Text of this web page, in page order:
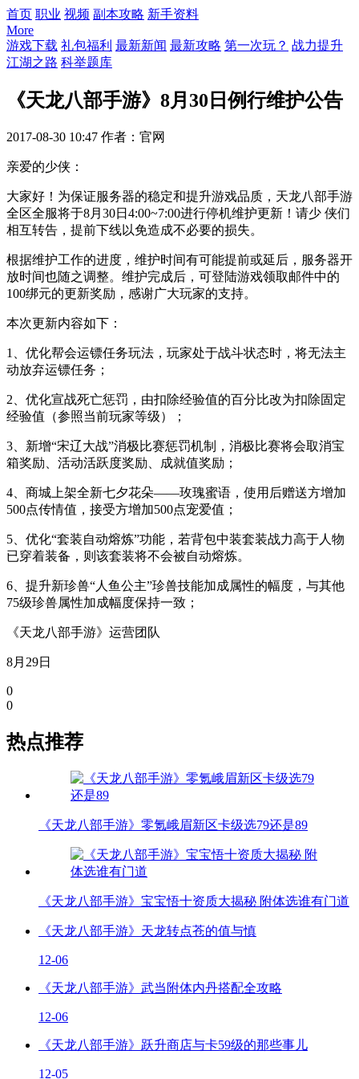
首页 职业 视频 副本攻略 新手资料
More
游戏下载 礼包福利 最新新闻 最新攻略 第一次玩？ 战力提升
江湖之路 科举题库
《天龙八部手游》8月30日例行维护公告
2017-08-30 10:47 作者：官网
亲爱的少侠：
大家好！为保证服务器的稳定和提升游戏品质，天龙八部手游
全区全服将于8月30日4:00~7:00进行停机维护更新！请少 侠们
相互转告，提前下线以免造成不必要的损失。
根据维护工作的进度，维护时间有可能提前或延后，服务器开
放时间也随之调整。维护完成后，可登陆游戏领取邮件中的
100绑元的更新奖励，感谢广大玩家的支持。
本次更新内容如下：
1、优化帮会运镖任务玩法，玩家处于战斗状态时，将无法主
动放弃运镖任务；
2、优化宣战死亡惩罚，由扣除经验值的百分比改为扣除固定
经验值（参照当前玩家等级）；
3、新增“宋辽大战”消极比赛惩罚机制，消极比赛将会取消宝
箱奖励、活动活跃度奖励、成就值奖励；
4、商城上架全新七夕花朵——玫瑰蜜语，使用后赠送方增加
500点传情值，接受方增加500点宠爱值；
5、优化“套装自动熔炼”功能，若背包中装套装战力高于人物
已穿着装备，则该套装将不会被自动熔炼。
6、提升新珍兽“人鱼公主”珍兽技能加成属性的幅度，与其他
75级珍兽属性加成幅度保持一致；
《天龙八部手游》运营团队
8月29日
0
0
热点推荐
《天龙八部手游》零氪峨眉新区卡级选79还是89
《天龙八部手游》宝宝悟十资质大揭秘 附体选谁有门道
《天龙八部手游》天龙转点苍的值与慎
12-06
《天龙八部手游》武当附体内丹搭配全攻略
12-06
《天龙八部手游》跃升商店与卡59级的那些事儿
12-05